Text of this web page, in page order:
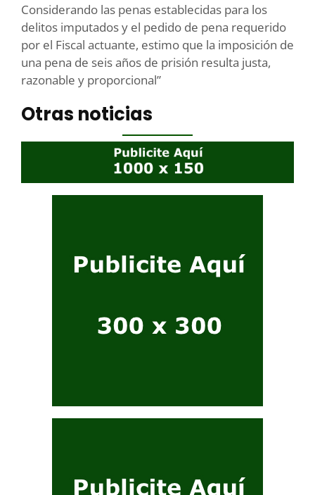
Considerando las penas establecidas para los
delitos imputados y el pedido de pena requerido
por el Fiscal actuante, estimo que la imposición de
una pena de seis años de prisión resulta justa,
razonable y proporcional”
Otras noticias